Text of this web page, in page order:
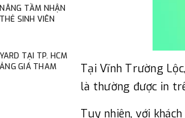
TẦM NHẬN
SINH VIÊN
TẠI TP. HCM
GIÁ THAM
Tại Vĩnh Trường
là thường được in
Tuy nhiên, với